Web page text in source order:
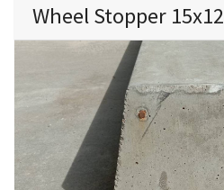
Wheel Stopper 15x12